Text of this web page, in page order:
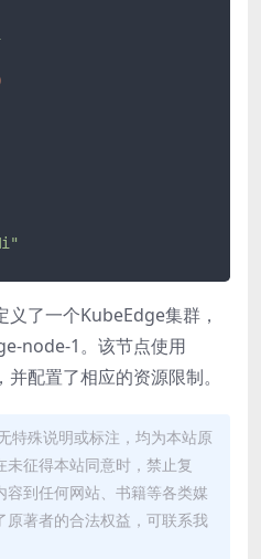
了一个KubeEdge集群，
node-1。该节点使用
配置了相应的资源限制。
特殊说明或标注，均为本站原
征得本站同意时，禁止复
到任何网站、书籍等各类媒
著者的合法权益，可联系我